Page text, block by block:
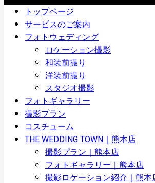
トップページ
サービスのご案内
フォトウェディング
ロケーション撮影
和装前撮り
洋装前撮り
スタジオ撮影
フォトギャラリー
撮影プラン
コスチューム
THE WEDDING TOWN｜熊本店
撮影プラン｜熊本店
フォトギャラリー｜熊本店
撮影ロケーション紹介｜熊本